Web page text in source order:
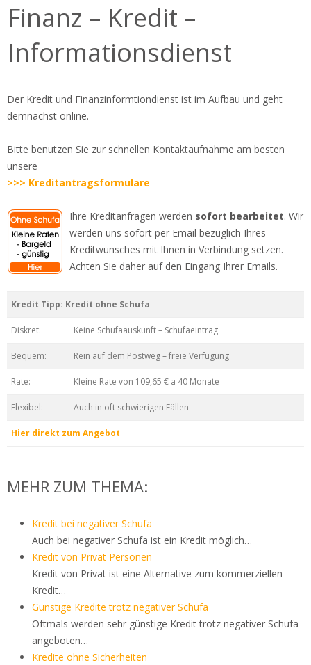
Finanz – Kredit –
Informationsdienst
Der Kredit und Finanzinformtiondienst ist im Aufbau und geht
demnächst online.
Bitte benutzen Sie zur schnellen Kontaktaufnahme am besten
unsere
>>> Kreditantragsformulare
Ihre Kreditanfragen werden sofort bearbeitet. Wir
werden uns sofort per Email bezüglich Ihres
Kreditwunsches mit Ihnen in Verbindung setzen.
Achten Sie daher auf den Eingang Ihrer Emails.
Kredit Tipp: Kredit ohne Schufa
Diskret: Keine Schufaauskunft – Schufaeintrag
Bequem: Rein auf dem Postweg – freie Verfügung
Rate: Kleine Rate von 109,65 € a 40 Monate
Flexibel: Auch in oft schwierigen Fällen
Hier direkt zum Angebot
MEHR ZUM THEMA:
Kredit bei negativer Schufa
Auch bei negativer Schufa ist ein Kredit möglich…
Kredit von Privat Personen
Kredit von Privat ist eine Alternative zum kommerziellen
Kredit…
Günstige Kredite trotz negativer Schufa
Oftmals werden sehr günstige Kredit trotz negativer Schufa
angeboten…
Kredite ohne Sicherheiten